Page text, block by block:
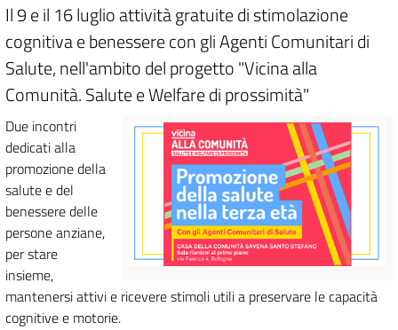
Il 9 e il 16 luglio attività gratuite di stimolazione
cognitiva e benessere con gli Agenti Comunitari di
Salute, nell'ambito del progetto "Vicina alla
Comunità. Salute e Welfare di prossimità"
Due incontri
dedicati alla
promozione della
salute e del
benessere delle
persone anziane,
per stare
insieme,
mantenersi attivi e ricevere stimoli utili a preservare le capacità
cognitive e motorie.